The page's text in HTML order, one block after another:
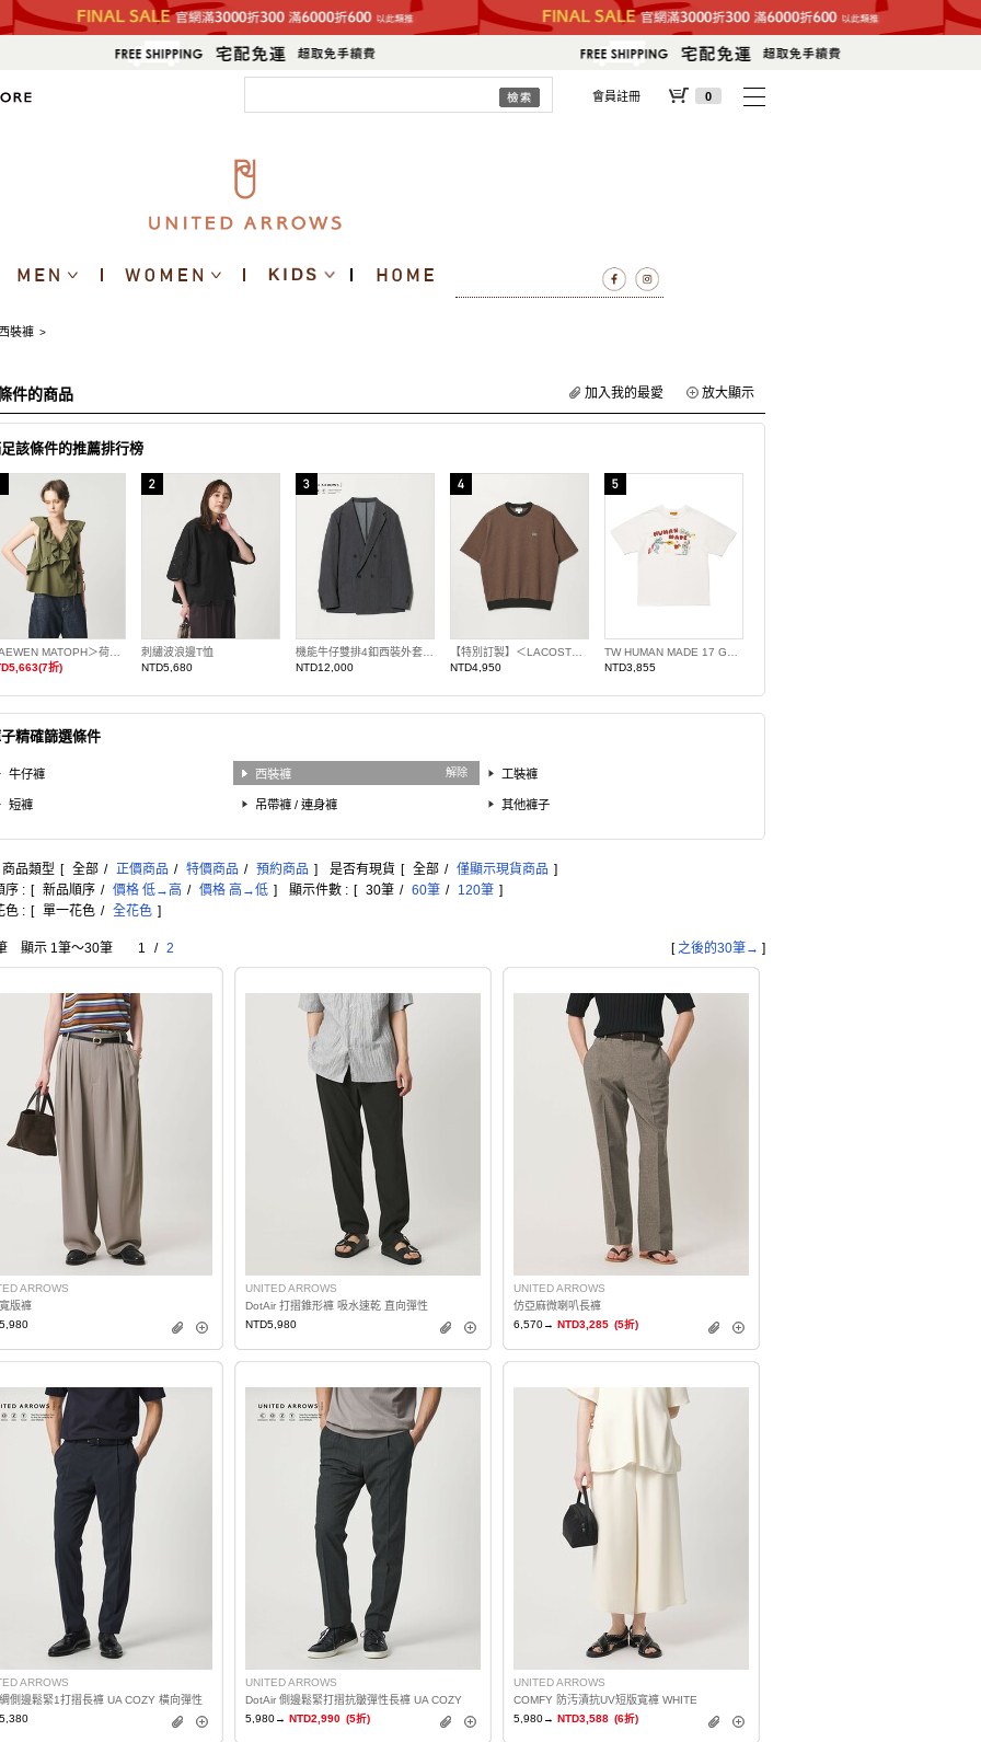
會員註冊 0
裝褲 >
件的商品 放大顯示
加入我的最愛
該條件的推薦排行榜
折)
刺繡波浪邊T恤
NTD5,680
NTD12,000
NTD4,950
NTD3,855
精確篩選條件
牛仔褲 西裝褲 解除 工裝褲
短褲 吊帶褲 / 連身褲 其他褲子
品類型 [ 全部 / 正價商品 / 特價商品 / 預約商品 ] 是否有現貨 [ 全部 / 僅顯示現貨商品 ]
序 : [ 新品順序 / 價格 低→高 / 價格 高→低 ] 顯示件數 : [ 30筆 / 60筆 / 120筆 ]
色 : [ 單一花色 / 全花色 ]
顯示 1筆〜30筆 1 / 2 [ 之後的30筆→ ]
ARROWS
版褲
UNITED ARROWS
DotAir 打摺錐形褲 吸水速乾 直向彈性
NTD5,980
UNITED ARROWS
仿亞麻微喇叭長褲
6,570→ NTD3,285 (5折)
ARROWS
側邊鬆緊1打摺長褲 UA COZY 橫向彈性
UNITED ARROWS
DotAir 側邊鬆緊打摺抗皺彈性長褲 UA COZY
5,980→ NTD2,990 (5折)
UNITED ARROWS
COMFY 防汚漬抗UV短版寬褲 WHITE
5,980→ NTD3,588 (6折)